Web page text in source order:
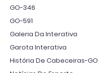
GO-346
GO-591
Galeria Da Interativa
Garota Interativa
História De Cabeceiras-GO